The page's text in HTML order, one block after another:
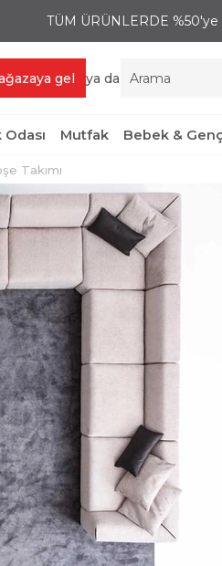
TÜM ÜRÜNLERDE
gel ya da
Mutfak Bebek &
Takımı